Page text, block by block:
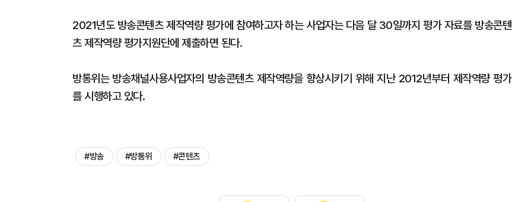
2021년도 방송콘텐츠 제작역량 평가에 참여하고자 하는 사업자는 다음 달 30일까지 평가 자료를 방송콘텐
츠 제작역량 평가지원단에 제출하면 된다.
방통위는 방송채널사용사업자의 방송콘텐츠 제작역량을 향상시키기 위해 지난 2012년부터 제작역량 평가
를 시행하고 있다.
#방송 #방통위 #콘텐츠